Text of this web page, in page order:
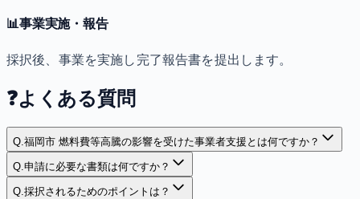
📊事業実施・報告
採択後、事業を実施し完了報告書を提出します。
❓よくある質問
Q.福岡市 燃料費等高騰の影響を受けた事業者支援とは何ですか？
Q.申請に必要な書類は何ですか？
Q.採択されるためのポイントは？